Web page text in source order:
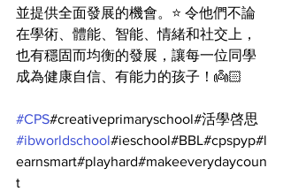
並提供全面發展的機會。⭐️ 令他們不論
在學術、體能、智能、情緒和社交上，
也有穩固而均衡的發展，讓每一位同學
成為健康自信、有能力的孩子！👼🏻
#CPS#creativeprimaryschool#活學啓思
#ibworldschool#ieschool#BBL#cpspyp#l
earnsmart#playhard#makeeverydaycoun
t